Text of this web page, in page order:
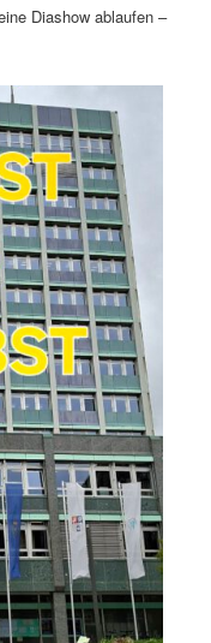
Diashow ablaufen –